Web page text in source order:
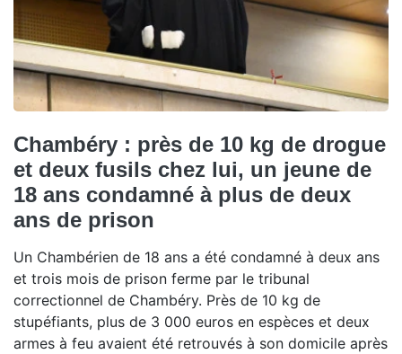
Chambéry : près de 10 kg de drogue
et deux fusils chez lui, un jeune de
18 ans condamné à plus de deux
ans de prison
Un Chambérien de 18 ans a été condamné à deux ans
et trois mois de prison ferme par le tribunal
correctionnel de Chambéry. Près de 10 kg de
stupéfiants, plus de 3 000 euros en espèces et deux
armes à feu avaient été retrouvés à son domicile après